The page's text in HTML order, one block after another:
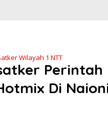
Wilayah 1 NTT
Di Naioni